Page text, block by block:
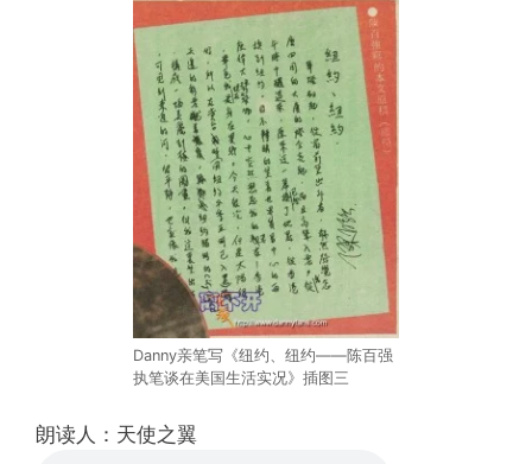
Danny亲笔写《纽约、纽约——陈百强
执笔谈在美国生活实况》插图三
朗读人：天使之翼